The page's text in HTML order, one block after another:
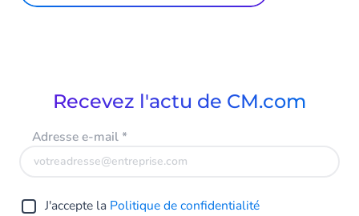
Recevez l'actu de CM.com
Adresse e-mail*
J'accepte la Politique de confidentialité